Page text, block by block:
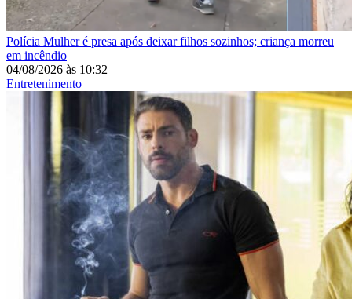
Polícia Mulher é presa após deixar filhos sozinhos; criança morreu
em incêndio
04/08/2026 às 10:32
Entretenimento